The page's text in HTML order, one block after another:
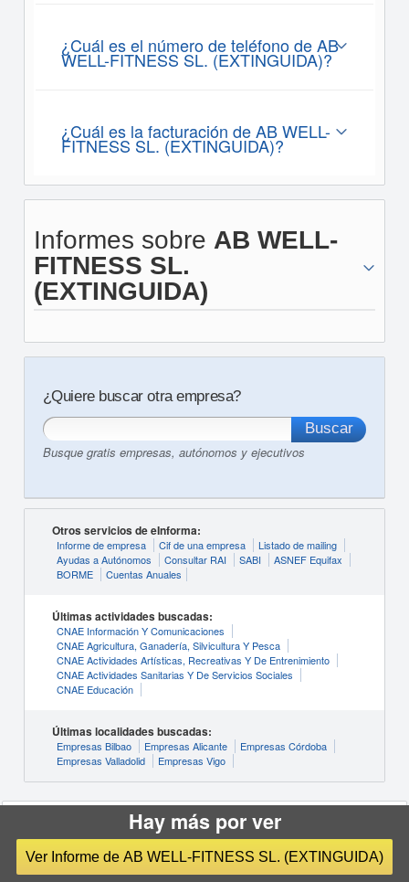
¿Cuál es el número de teléfono de AB
WELL-FITNESS SL. (EXTINGUIDA)?
¿Cuál es la facturación de AB WELL-
FITNESS SL. (EXTINGUIDA)?
Informes sobre AB WELL-
FITNESS SL.
(EXTINGUIDA)
¿Quiere buscar otra empresa?
Busque gratis empresas, autónomos y ejecutivos
Otros servicios de eInforma:
Informe de empresa Cif de una empresa
Listado de mailing
Ayudas a Autónomos
Consultar RAI SABI
ASNEF Equifax
BORME
Cuentas Anuales
Últimas actividades buscadas:
CNAE Información Y Comunicaciones
CNAE Agricultura, Ganadería, Silvicultura Y Pesca
CNAE Actividades Artísticas, Recreativas Y De Entrenimiento
CNAE Actividades Sanitarias Y De Servicios Sociales
CNAE Educación
Últimas localidades buscadas:
Empresas Bilbao Empresas Alicante
Empresas Córdoba
Empresas Valladolid
Empresas Vigo
© INFORMA D&B S.A.U. (S.M.E.)
Condiciones de Uso
Hay más por ver
Ver Informe de AB WELL-FITNESS SL. (EXTINGUIDA)